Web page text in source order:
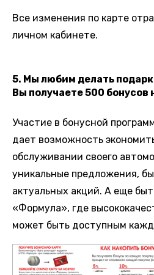
Все изменения по карте
личном кабинете.
5. Мы любим делать
Вы получаете 500 бонусов
Участие в бонусной
дает возможность
обслуживании своего
уникальные предложения,
актуальных акций. А еще
«Формула», где
может быть доступным